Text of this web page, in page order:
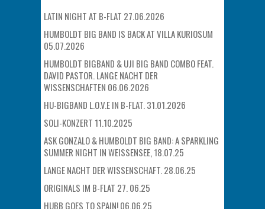
LATIN NIGHT AT B-FLAT 27.06.2026
HUMBOLDT BIG BAND IS BACK AT VILLA KURIOSUM
05.07.2026
HUMBOLDT BIGBAND & UJI BIG BAND COMBO FEAT.
DAVID PASTOR. LANGE NACHT DER
WISSENSCHAFTEN 06.06.2026
HU-BIGBAND L.O.V.E IN B-FLAT. 31.01.2026
SOLI-KONZERT 11.10.2025
ASK GONZALO & HUMBOLDT BIG BAND: A SPARKLING
SUMMER NIGHT IN WEISSENSEE, 18.07.25
LANGE NACHT DER WISSENSCHAFT. 28.06.25
ORIGINALS IM B-FLAT 27. 06.25
HUBB GOES TO SPAIN! 06.06.25